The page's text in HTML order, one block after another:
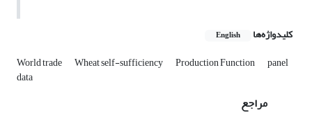
کلیدواژه‌ها English
World trade Wheat self-sufficiency Production Function panel
data
مراجع